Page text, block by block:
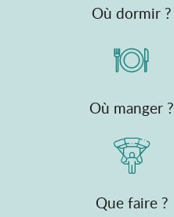
Où dormir ?
Où manger ?
Que faire ?